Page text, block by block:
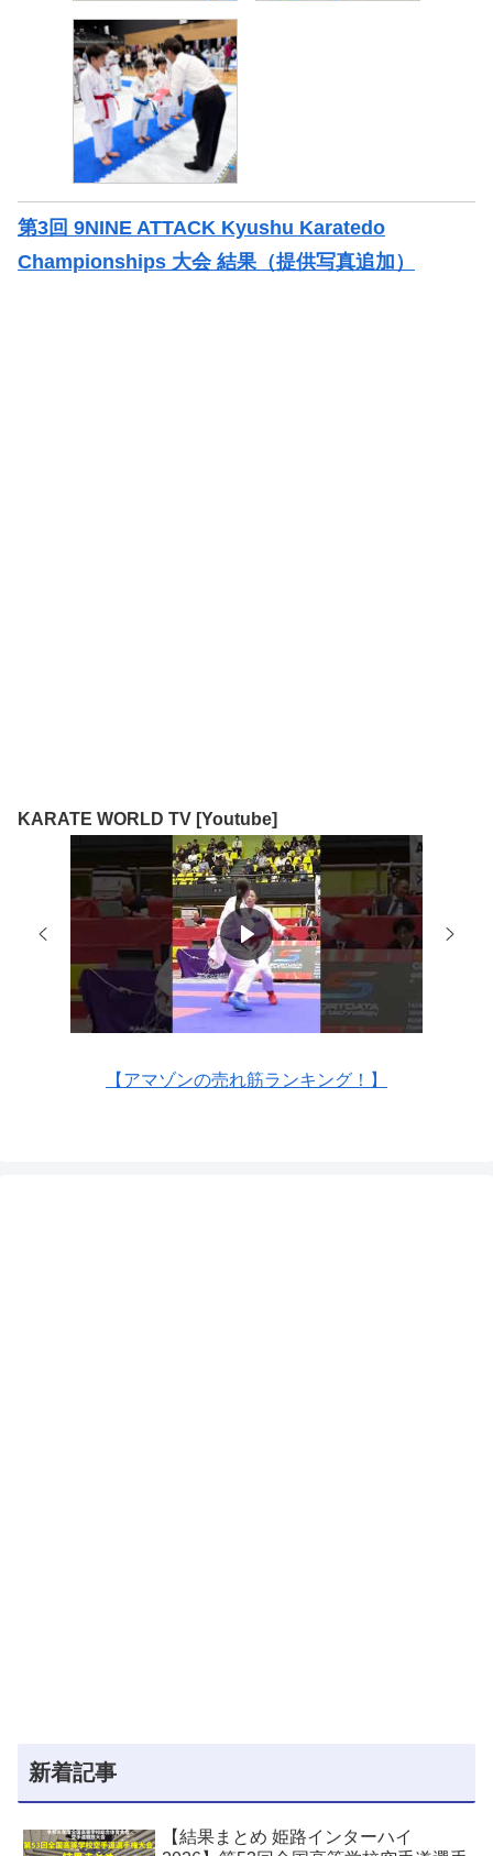
第3回 9NINE ATTACK Kyushu Karatedo
Championships 大会 結果（提供写真追加）
KARATE WORLD TV [Youtube]
【アマゾンの売れ筋ランキング！】
新着記事
【結果まとめ 姫路インターハイ